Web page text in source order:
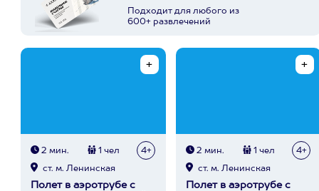
Подходит для любого из
600+ развлечений
2 мин. 1 чел 4+
ст. м. Ленинская
Полет в аэротрубе с
2 мин. 1 чел 4+
ст. м. Ленинская
Полет в аэротрубе с